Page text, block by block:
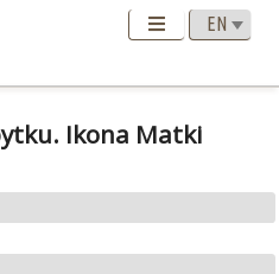
Ikona Matki